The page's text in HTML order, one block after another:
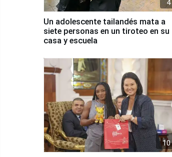
4
Un adolescente tailandés mata a
siete personas en un tiroteo en su
casa y escuela
10